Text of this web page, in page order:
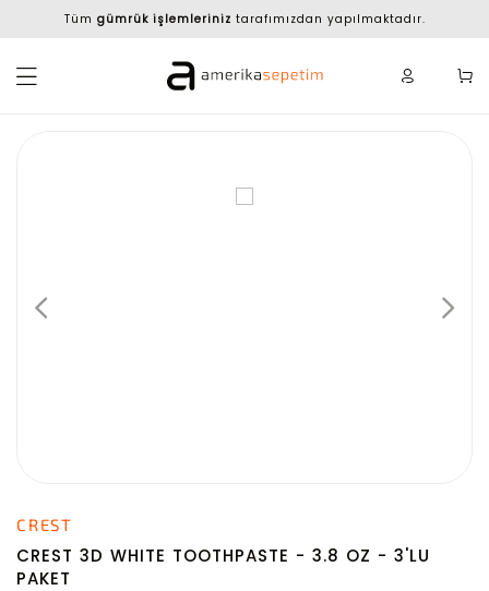
Tüm gümrük işlemleriniz tarafımızdan yapılmaktadır.
CREST
CREST 3D WHITE TOOTHPASTE - 3.8 OZ - 3'LU
PAKET